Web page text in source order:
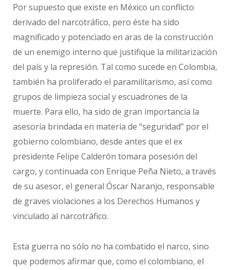
Por supuesto que existe en México un conflicto
derivado del narcotráfico, pero éste ha sido
magnificado y potenciado en aras de la construcción
de un enemigo interno que justifique la militarización
del país y la represión. Tal como sucede en Colombia,
también ha proliferado el paramilitarismo, así como
grupos de limpieza social y escuadrones de la
muerte. Para ello, ha sido de gran importancia la
asesoría brindada en materia de “seguridad” por el
gobierno colombiano, desde antes que el ex
presidente Felipe Calderón tomara posesión del
cargo, y continuada con Enrique Peña Nieto, a través
de su asesor, el general Óscar Naranjo, responsable
de graves violaciones a los Derechos Humanos y
vinculado al narcotráfico.
Esta guerra no sólo no ha combatido el narco, sino
que podemos afirmar que, como el colombiano, el